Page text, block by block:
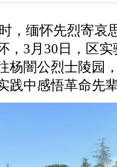
，缅怀先烈寄哀
，3月30日，区
杨闇公烈士陵园
践中感悟革命先